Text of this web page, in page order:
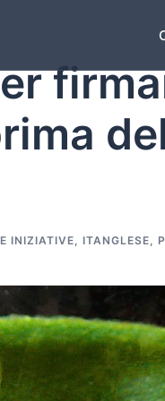
INIZIATIVE, ITANGLESE,